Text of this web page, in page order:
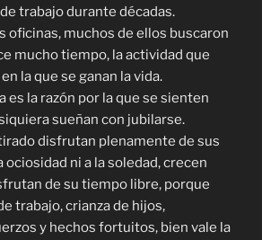
trabajo durante décadas.
oficinas, muchos de ellos buscaron
mucho tiempo, la actividad que
la que se ganan la vida.
es la razón por la que se sienten
sueñan con jubilarse.
disfrutan plenamente de sus
ociosidad ni a la soledad, crecen
de su tiempo libre, porque
trabajo, crianza de hijos,
y hechos fortuitos, bien vale la